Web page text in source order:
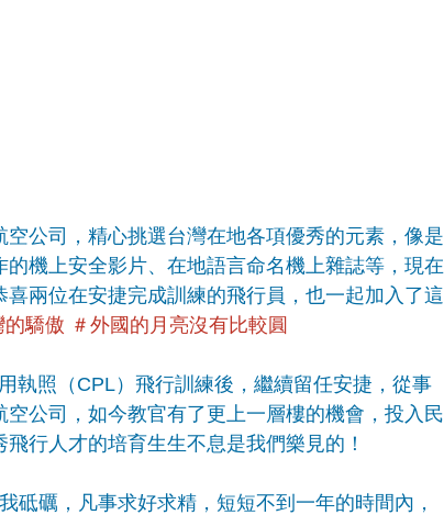
公司，精心挑選台灣在地各項優秀的元素，像是
機上安全影片、在地語言命名機上雜誌等，現在
兩位在安捷完成訓練的飛行員，也一起加入了這
驕傲 ＃外國的月亮沒有比較圓
執照（CPL）飛行訓練後，繼續留任安捷，從事
公司，如今教官有了更上一層樓的機會，投入民
行人才的培育生生不息是我們樂見的！
砥礪，凡事求好求精，短短不到一年的時間內，